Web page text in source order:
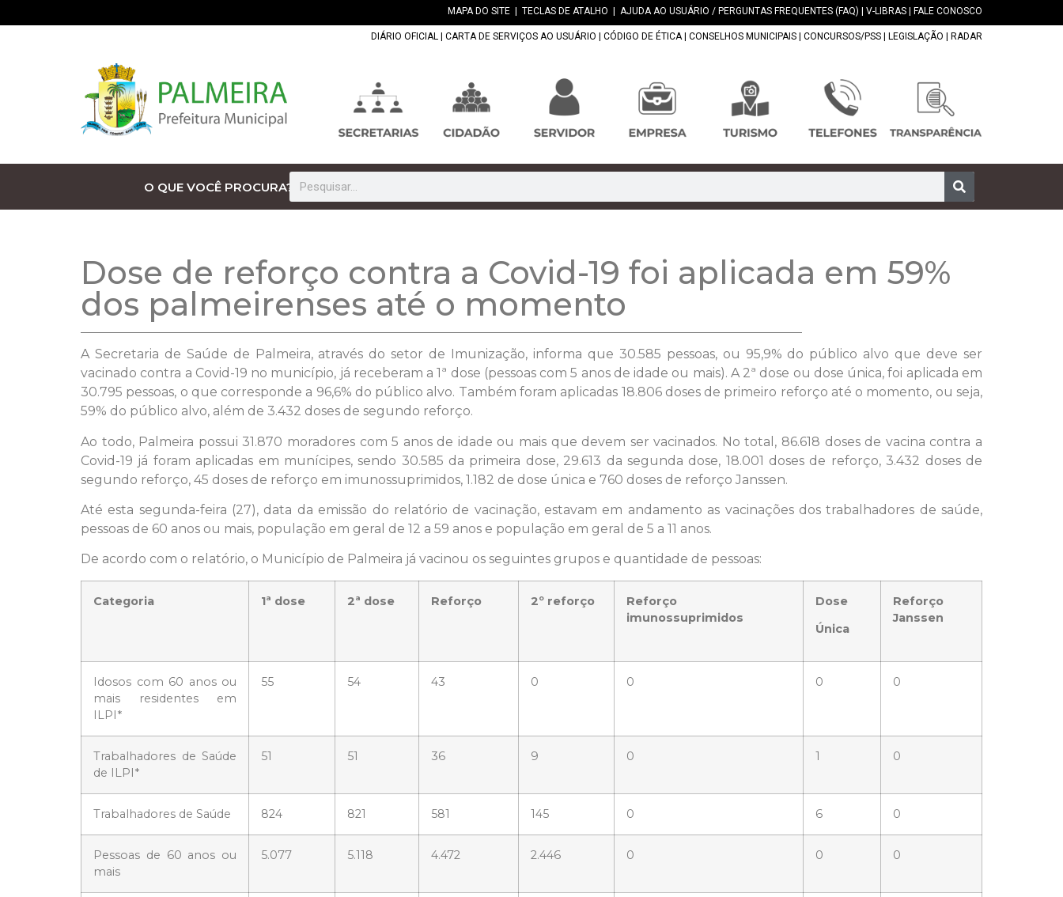
MAPA DO SITE TECLAS DE ATALHO AJUDA AO USUÁRIO / PERGUNTAS FREQUENTES (FAQ) V-LIBRAS FALE CONOSCO
DIÁRIO OFICIAL CARTA DE SERVIÇOS AO USUÁRIO CÓDIGO DE ÉTICA| CONSELHOS MUNICIPAIS CONCURSOS/PSS LEGISLAÇÃO RADAR
O QUE VOCÊ PROCURA?
Dose de reforço contra a Covid-19 foi aplicada em 59%
dos palmeirenses até o momento
A Secretaria de Saúde de Palmeira, através do setor de Imunização, informa que 30.585 pessoas, ou 95,9% do público alvo que deve ser
vacinado contra a Covid-19 no município, já receberam a 1ª dose (pessoas com 5 anos de idade ou mais). A 2ª dose ou dose única, foi aplicada em
30.795 pessoas, o que corresponde a 96,6% do público alvo. Também foram aplicadas 18.806 doses de primeiro reforço até o momento, ou seja,
59% do público alvo, além de 3.432 doses de segundo reforço.
Ao todo, Palmeira possui 31.870 moradores com 5 anos de idade ou mais que devem ser vacinados. No total, 86.618 doses de vacina contra a
Covid-19 já foram aplicadas em munícipes, sendo 30.585 da primeira dose, 29.613 da segunda dose, 18.001 doses de reforço, 3.432 doses de
segundo reforço, 45 doses de reforço em imunossuprimidos, 1.182 de dose única e 760 doses de reforço Janssen.
Até esta segunda-feira (27), data da emissão do relatório de vacinação, estavam em andamento as vacinações dos trabalhadores de saúde,
pessoas de 60 anos ou mais, população em geral de 12 a 59 anos e população em geral de 5 a 11 anos.
De acordo com o relatório, o Município de Palmeira já vacinou os seguintes grupos e quantidade de pessoas:
Categoria 1ª dose 2ª dose Reforço 2º reforço
Reforço
imunossuprimidos
Dose
Única
Reforço
Janssen
Idosos com 60 anos ou
mais residentes em
ILPI*
55 54 43 0 0 0 0
Trabalhadores de Saúde
de ILPI*
51 51 36 9 0 1 0
Trabalhadores de Saúde 824 821 581 145 0 6 0
Pessoas de 60 anos ou
mais
5.077 5.118 4.472 2.446 0 0 0